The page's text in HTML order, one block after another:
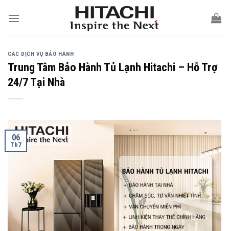
CÁC DỊCH VỤ BẢO HÀNH
Trung Tâm Bảo Hành Tủ Lạnh Hitachi – Hỗ Trợ
24/7 Tại Nhà
06
Th7